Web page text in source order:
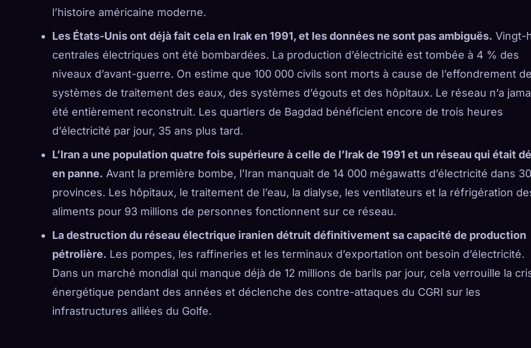
l’histoire américaine moderne.
Les États-Unis ont déjà fait cela en Irak en 1991, et les données ne sont pas ambiguës. Vingt-
centrales électriques ont été bombardées. La production d’électricité est tombée à 4 % des
niveaux d’avant-guerre. On estime que 100 000 civils sont morts à cause de l’effondrement
systèmes de traitement des eaux, des systèmes d’égouts et des hôpitaux. Le réseau n’a
été entièrement reconstruit. Les quartiers de Bagdad bénéficient encore de trois heures
d’électricité par jour, 35 ans plus tard.
L’Iran a une population quatre fois supérieure à celle de l’Irak de 1991 et un réseau qui était
en panne. Avant la première bombe, l’Iran manquait de 14 000 mégawatts d’électricité dans 30
provinces. Les hôpitaux, le traitement de l’eau, la dialyse, les ventilateurs et la réfrigération
aliments pour 93 millions de personnes fonctionnent sur ce réseau.
La destruction du réseau électrique iranien détruit définitivement sa capacité de production
pétrolière. Les pompes, les raffineries et les terminaux d’exportation ont besoin d’électricité.
Dans un marché mondial qui manque déjà de 12 millions de barils par jour, cela verrouille la
énergétique pendant des années et déclenche des contre-attaques du CGRI sur les
infrastructures alliées du Golfe.